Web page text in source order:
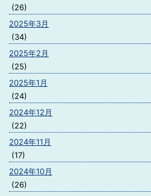
(26)
2025年3月
(34)
2025年2月
(25)
2025年1月
(24)
2024年12月
(22)
2024年11月
(17)
2024年10月
(26)